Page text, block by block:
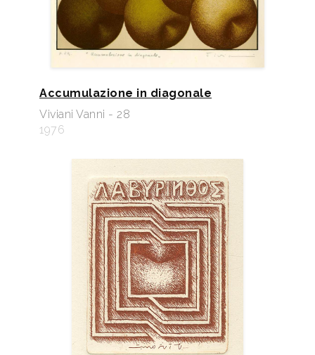
Accumulazione in diagonale
Viviani Vanni - 28
1976